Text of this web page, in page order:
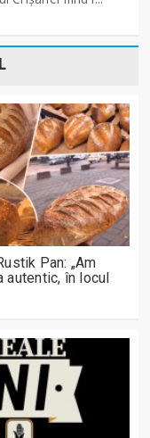
Pan: „Am
în locul